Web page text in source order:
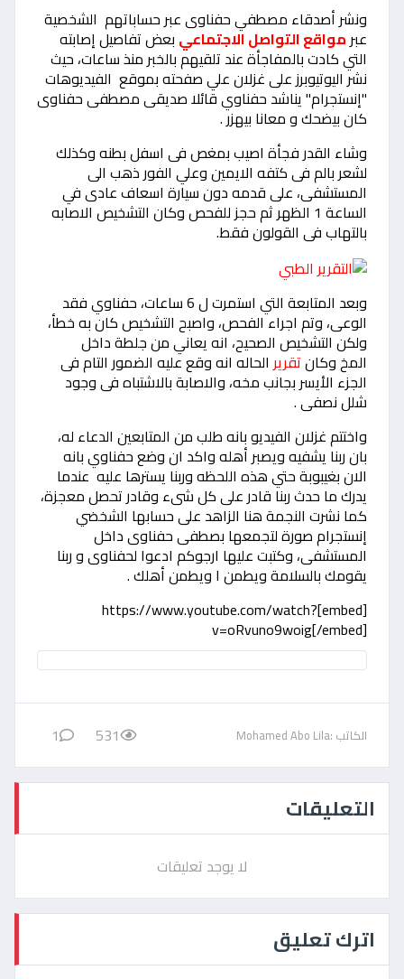
ونشر أصدقاء مصطفي حفناوى عبر حساباتهم الشخصية
عبرمواقع التواصل الاجتماعي بعض تفاصيل إصابته
التي كادت بالمفاجأة عند تلقيهم بالخبر منذ ساعات، حيث
نشر اليوتيوبرز على غزلان علي صفحته بموقع الفيديوهات
"إنستجرام" يناشد حفناوي قائلا صديقى مصطفى حفناوى
كان بيضحك و معانا بيهزر .
وشاء القدر فجأة اصيب بمغص فى اسفل بطنه وكذلك
لشعر بالم فى كتفه الايمين وعلي الفور ذهب الى
المستشفى، على قدمه دون سيارة اسعاف عادى في
الساعة 1 الظهر ثم حجز للفحص وكان التشخيص الاصابه
بالتهاب فى القولون فقط.
وبعد المتابعة التي استمرت ل 6 ساعات، حفناوي فقد
الوعى، وتم اجراء الفحص، واصبح التشخيص كان به خطأ،
ولكن التشخيص الصحيح، انه يعاني من جلطة داخل
المخ وكانتقريرالحاله انه وقع عليه الضمور التام فى
الجزء الأيسر بجانب مخه، والاصابة بالاشتباه فى وجود
شلل نصفى .
واختتم غزلان الفيديو بانه طلب من المتابعين الدعاء له،
بان ربنا يشفيه ويصبر أهله واكد ان وضع حفناوي بانه
الان بغيبوبة حتي هذه اللحظه وربنا يسترها عليه عندما
يدرك ما حدث ربنا قادر على كل شىء وقادر تحصل معجزة،
كما نشرت النجمة هنا الزاهد على حسابها الشخضي
إنستجرام صورة لتجمعها بصطفى حفناوى داخل
المستشفى، وكتبت عليها ارجوكم ادعوا لحفناوى و ربنا
يقومك بالسلامة ويطمن ا ويطمن أهلك .
[embed]https://www.youtube.com/watch?
v=oRvuno9woig[/embed]
الكاتب :Mohamed Abo Lila 531
1
التعليقات
لا يوجد تعليقات
اترك تعليق